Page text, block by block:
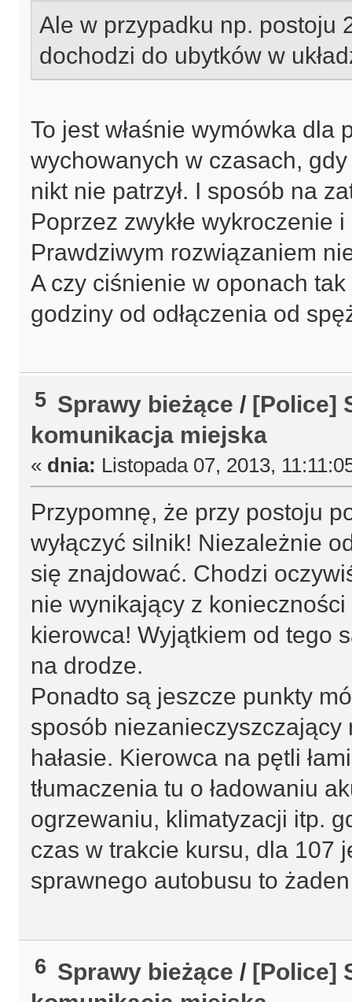
Ale w przypadku np. postoju
dochodzi do ubytków w
To jest właśnie wymówka dla
wychowanych w czasach,
nikt nie patrzył. I sposób na
Poprzez zwykłe wykroczenie
Prawdziwym rozwiązaniem
A czy ciśnienie w oponach
godziny od odłączenia od
5 Sprawy bieżące / [Police]
komunikacja miejska
« dnia: Listopada 07, 2013,
Przypomnę, że przy postoju
wyłączyć silnik! Niezależnie
się znajdować. Chodzi
nie wynikający z
kierowca! Wyjątkiem od tego
na drodze.
Ponadto są jeszcze punkty
sposób
hałasie. Kierowca na pętli
tłumaczenia tu o ładowaniu
ogrzewaniu, klimatyzacji itp.
czas w trakcie kursu, dla 107
sprawnego autobusu to
6 Sprawy bieżące / [Police]